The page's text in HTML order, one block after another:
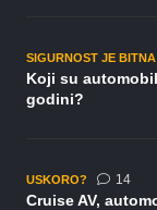
SIGURNOST JE BITNA
Koji su
godini?
USKORO? 14
Cruise AV,